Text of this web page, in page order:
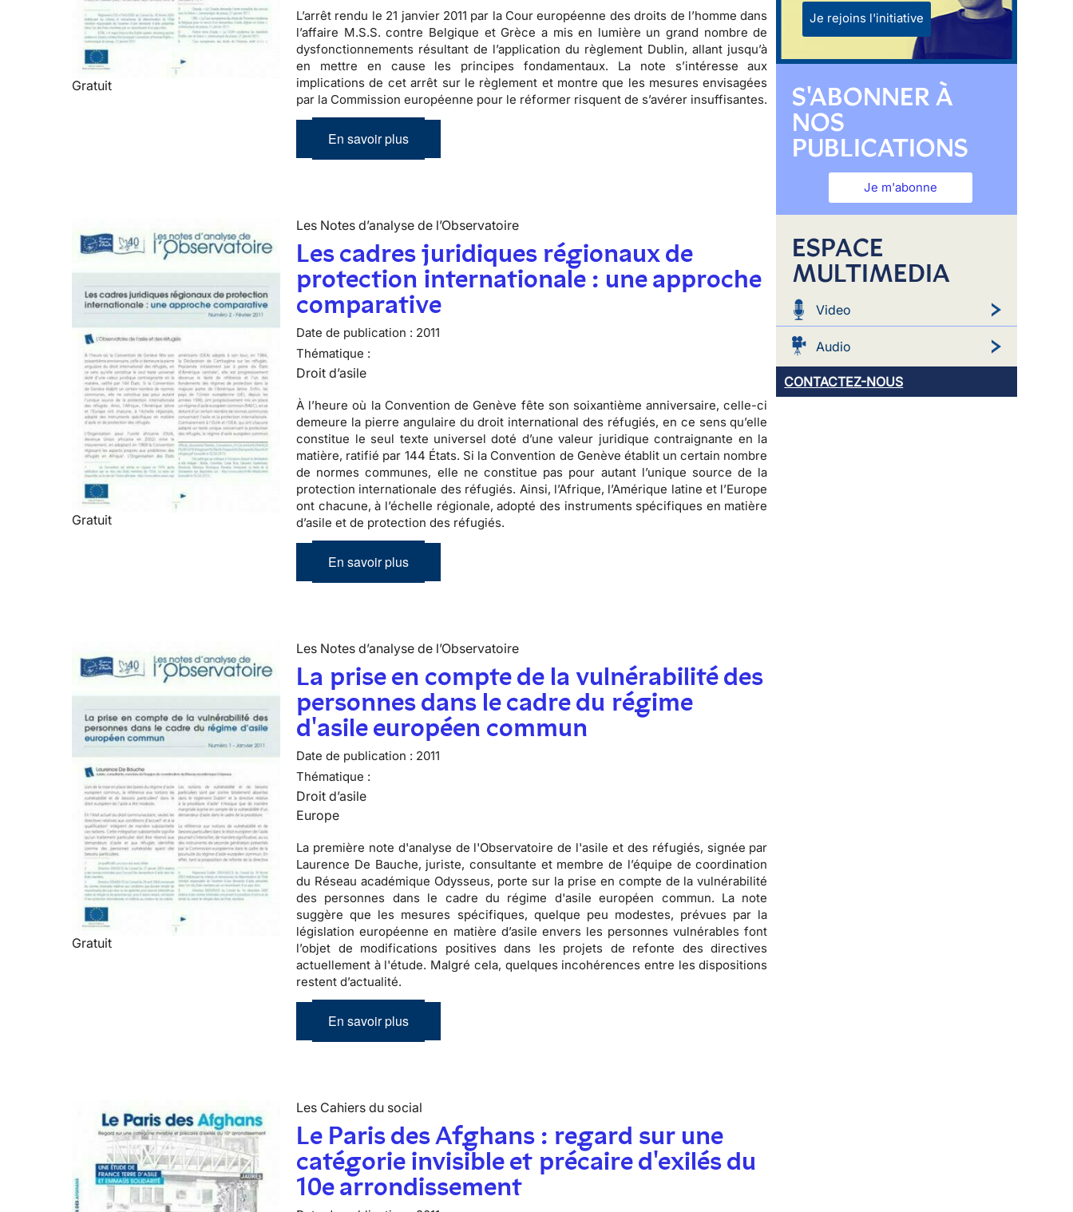
Gratuit
L’arrêt rendu le 21 janvier 2011 par la Cour européenne des droits de l’homme dans
l’affaire M.S.S. contre Belgique et Grèce a mis en lumière ungrand nombre de
dysfonctionnements résultant de l’application du règlement Dublin, allant jusqu’à
en mettre en cause les principes fondamentaux. La note s’intéresse aux
implications de cet arrêt sur le règlement et montre que les mesures envisagées
par la Commission européenne pour le réformer risquent de s’avérer insuffisantes.
En savoir plus
Gratuit
Les Notes d’analyse de l’Observatoire
Les cadres juridiques régionaux de
protection internationale : une approche
comparative
Date de publication : 2011
Thématique :
Droit d’asile
À l’heure où la Convention de Genève fête son soixantième anniversaire, celle-ci
demeure la pierre angulaire du droit international des réfugiés, en ce sens qu’elle
constitue le seul texte universel doté d’une valeur juridique contraignante en la
matière, ratifié par 144 États. Si la Convention de Genève établit un certain nombre
de normes communes, elle ne constitue pas pour autant l’unique source de la
protection internationale des réfugiés. Ainsi, l’Afrique, l’Amérique latine et l’Europe
ont chacune, à l’échelle régionale, adopté des instruments spécifiques en matière
d’asile et de protection des réfugiés.
En savoir plus
Gratuit
Les Notes d’analyse de l’Observatoire
La prise en compte de la vulnérabilité des
personnes dans le cadre du régime
d'asile européen commun
Date de publication : 2011
Thématique :
Droit d’asile
Europe
La première note d'analyse de l'Observatoire de l'asile et des réfugiés, signée par
Laurence De Bauche, juriste, consultante et membre de l’équipe de coordination
du Réseau académique Odysseus, porte sur la prise en compte de la vulnérabilité
des personnes dans le cadre du régime d'asile européen commun. La note
suggère que les mesures spécifiques, quelque peu modestes, prévues par la
législation européenne en matière d’asile envers les personnes vulnérables font
l’objet de modifications positives dans les projets de refonte des directives
actuellement à l'étude. Malgré cela, quelques incohérences entre les dispositions
restent d’actualité.
En savoir plus
Les Cahiers du social
Le Paris des Afghans : regard sur une
catégorie invisible et précaire d'exilés du
10e arrondissement
Je rejoins l'initiative
S'ABONNER À
NOS
PUBLICATIONS
Je m'abonne
ESPACE
MULTIMEDIA
Video
Audio
CONTACTEZ-NOUS